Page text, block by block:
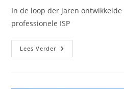
op:
In de loop der jaren
professionele ISP
Lees VerderOntwikkeling
Freestart